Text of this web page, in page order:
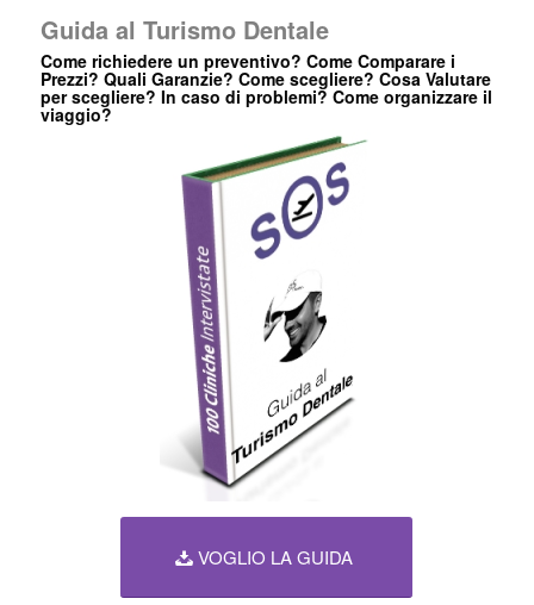
Guida al Turismo Dentale
Come richiedere un preventivo? Come Comparare i
Prezzi? Quali Garanzie? Come scegliere? Cosa Valutare
per scegliere? In caso di problemi? Come organizzare il
viaggio?
VOGLIO LA GUIDA